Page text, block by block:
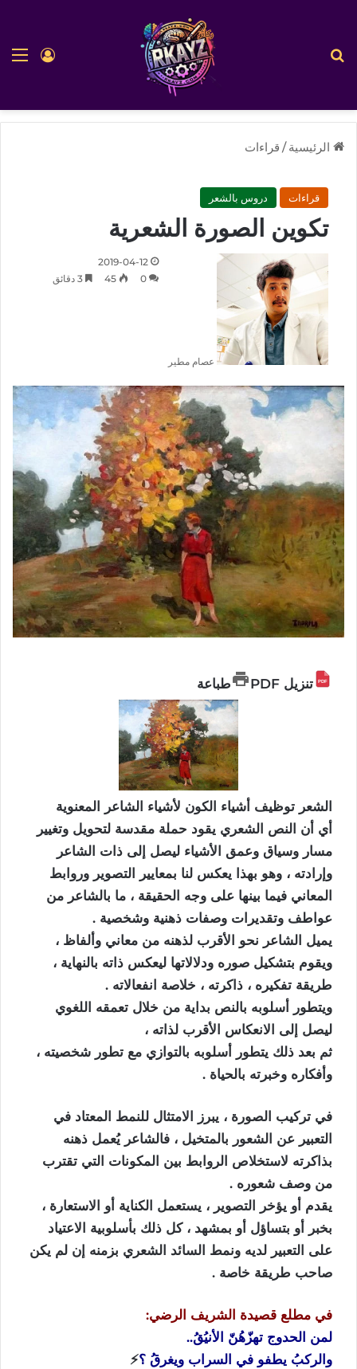
تسجيل
الرئيسية / قراءات
قراءات دروس بالشعر
تكوين الصورة الشعرية
عصام مطير
2019-04-12
0
45
تنزيل PDF طباعة
الشعر توظيف أشياء الكون لأشياء الشاعر المعنوية
أي أن النص الشعري يقود حملة مقدسة لتحويل وتغيير
مسار وسياق وعمق الأشياء ليصل إلى ذات الشاعر
وإرادته ، وهو بهذا يعكس لنا بمعايير التصوير وروابط
المعاني فيما بينها على وجه الحقيقة ، ما بالشاعر من
عواطف وتقديرات وصفات ذهنية وشخصية .
يميل الشاعر نحو الأقرب لذهنه من معاني وألفاظ ،
ويقوم بتشكيل صوره ودلالاتها ليعكس ذاته بالنهاية ،
طريقة تفكيره ، ذاكرته ، خلاصة انفعالاته .
ويتطور أسلوبه بالنص بداية من خلال تعمقه اللغوي
ليصل إلى الانعكاس الأقرب لذاته ،
ثم بعد ذلك يتطور أسلوبه بالتوازي مع تطور شخصيته ،
وأفكاره وخبرته بالحياة .
في تركيب الصورة ، يبرز الامتثال للنمط المعتاد في
التعبير عن الشعور بالمتخيل ، فالشاعر يُعمل ذهنه
بذاكرته لاستخلاص الروابط بين المكونات التي تقترب
من وصف شعوره .
يقدم أو يؤخر التصوير ، يستعمل الكناية أو الاستعارة ،
بخبر أو بتساؤل أو بمشهد ، كل ذلك بأسلوبية الاعتياد
على التعبير لديه ونمط السائد الشعري بزمنه إن لم يكن
صاحب طريقة خاصة .
في مطلع قصيدة الشريف الرضي:
لمن الحدوج تهزّهُنّ الأنيُقُ..
‏والركبُ يطفو في السراب ويغرقُ ؟⚡️